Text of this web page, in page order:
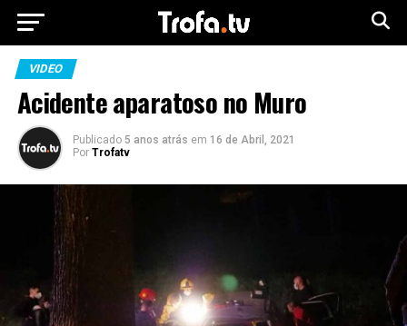
VIDEO
Acidente aparatoso no Muro
Publicado 5 anos atrás em 16 de Abril, 2021
Por Trofatv